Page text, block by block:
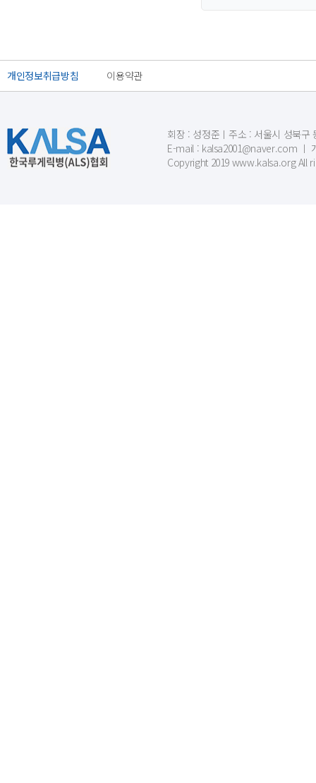
개인정보취급방침 이용약관
회장 : 성정준ㅣ주소 : 서울시 성북구
E-mail : kalsa2001@naver.com ㅣ
Copyright 2019 www.kalsa.org All